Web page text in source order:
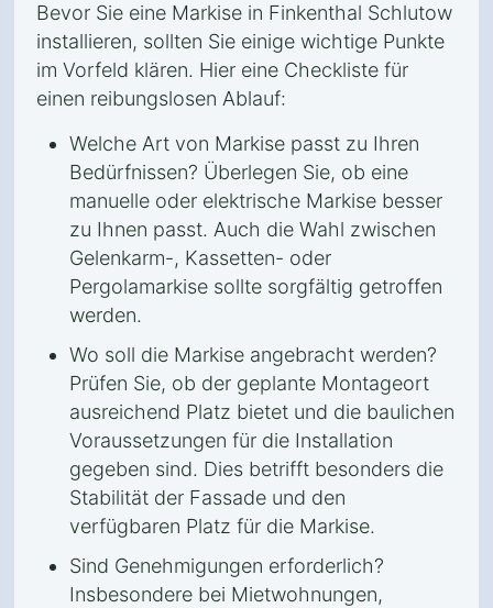
Bevor Sie eine Markise in Finkenthal Schlutow
installieren, sollten Sie einige wichtige Punkte
im Vorfeld klären. Hier eine Checkliste für
einen reibungslosen Ablauf:
Welche Art von Markise passt zu Ihren
Bedürfnissen? Überlegen Sie, ob eine
manuelle oder elektrische Markise besser
zu Ihnen passt. Auch die Wahl zwischen
Gelenkarm-, Kassetten- oder
Pergolamarkise sollte sorgfältig getroffen
werden.
Wo soll die Markise angebracht werden?
Prüfen Sie, ob der geplante Montageort
ausreichend Platz bietet und die baulichen
Voraussetzungen für die Installation
gegeben sind. Dies betrifft besonders die
Stabilität der Fassade und den
verfügbaren Platz für die Markise.
Sind Genehmigungen erforderlich?
Insbesondere bei Mietwohnungen,